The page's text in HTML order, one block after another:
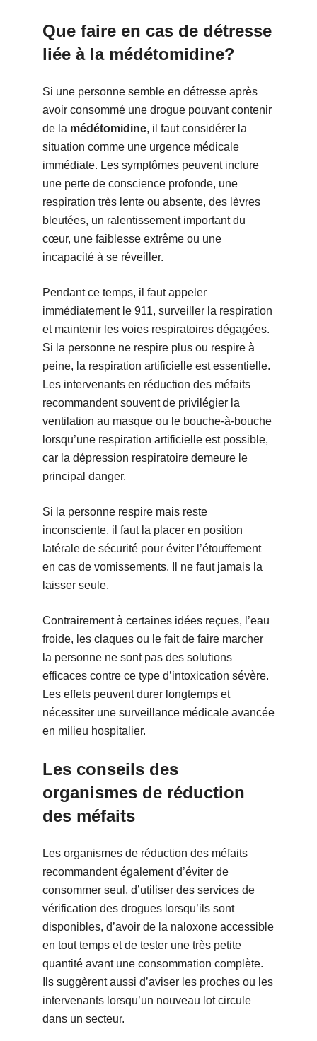
Que faire en cas de détresse
liée à la médétomidine?
Si une personne semble en détresse après
avoir consommé une drogue pouvant contenir
de la médétomidine, il faut considérer la
situation comme une urgence médicale
immédiate. Les symptômes peuvent inclure
une perte de conscience profonde, une
respiration très lente ou absente, des lèvres
bleutées, un ralentissement important du
cœur, une faiblesse extrême ou une
incapacité à se réveiller.
Pendant ce temps, il faut appeler
immédiatement le 911, surveiller la respiration
et maintenir les voies respiratoires dégagées.
Si la personne ne respire plus ou respire à
peine, la respiration artificielle est essentielle.
Les intervenants en réduction des méfaits
recommandent souvent de privilégier la
ventilation au masque ou le bouche-à-bouche
lorsqu’une respiration artificielle est possible,
car la dépression respiratoire demeure le
principal danger.
Si la personne respire mais reste
inconsciente, il faut la placer en position
latérale de sécurité pour éviter l’étouffement
en cas de vomissements. Il ne faut jamais la
laisser seule.
Contrairement à certaines idées reçues, l’eau
froide, les claques ou le fait de faire marcher
la personne ne sont pas des solutions
efficaces contre ce type d’intoxication sévère.
Les effets peuvent durer longtemps et
nécessiter une surveillance médicale avancée
en milieu hospitalier.
Les conseils des
organismes de réduction
des méfaits
Les organismes de réduction des méfaits
recommandent également d’éviter de
consommer seul, d’utiliser des services de
vérification des drogues lorsqu’ils sont
disponibles, d’avoir de la naloxone accessible
en tout temps et de tester une très petite
quantité avant une consommation complète.
Ils suggèrent aussi d’aviser les proches ou les
intervenants lorsqu’un nouveau lot circule
dans un secteur.